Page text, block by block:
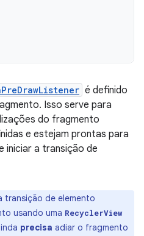
é definido
Isso serve para
do fragmento
e estejam prontas para
iniciar a transição de
transição de elemento
usando uma RecyclerView
precisa adiar o fragmento